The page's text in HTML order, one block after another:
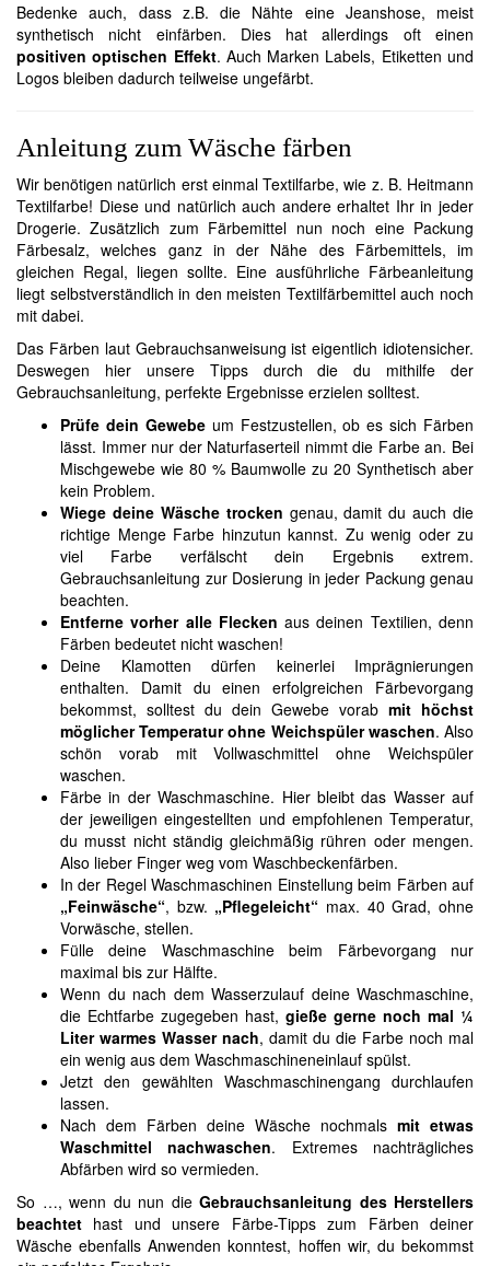
Bedenke auch, dass z.B. die Nähte eine Jeanshose, meist
synthetisch nicht einfärben. Dies hat allerdings oft einen
positiven optischen Effekt. Auch Marken Labels, Etiketten und
Logos bleiben dadurch teilweise ungefärbt.
Anleitung zum Wäsche färben
Wir benötigen natürlich erst einmal Textilfarbe, wie z. B. Heitmann
Textilfarbe! Diese und natürlich auch andere erhaltet Ihr in jeder
Drogerie. Zusätzlich zum Färbemittel nun noch eine Packung
Färbesalz, welches ganz in der Nähe des Färbemittels, im
gleichen Regal, liegen sollte. Eine ausführliche Färbeanleitung
liegt selbstverständlich in den meisten Textilfärbemittel auch noch
mit dabei.
Das Färben laut Gebrauchsanweisung ist eigentlich idiotensicher.
Deswegen hier unsere Tipps durch die du mithilfe der
Gebrauchsanleitung, perfekte Ergebnisse erzielen solltest.
Prüfe dein Gewebeum Festzustellen, ob es sich Färben
lässt. Immer nur der Naturfaserteil nimmt die Farbe an. Bei
Mischgewebe wie 80 % Baumwolle zu 20 Synthetisch aber
kein Problem.
Wiege deine Wäsche trocken genau, damit du auch die
richtige Menge Farbe hinzutun kannst. Zu wenig oder zu
viel Farbe verfälscht dein Ergebnis extrem.
Gebrauchsanleitung zur Dosierung in jeder Packung genau
beachten.
Entferne vorher alle Flecken aus deinen Textilien, denn
Färben bedeutet nicht waschen!
Deine Klamotten dürfen keinerlei Imprägnierungen
enthalten. Damit du einen erfolgreichen Färbevorgang
bekommst, solltest du dein Gewebe vorab mit höchst
möglicher Temperatur ohne Weichspüler waschen. Also
schön vorab mit Vollwaschmittel ohne Weichspüler
waschen.
Färbe in der Waschmaschine. Hier bleibt das Wasser auf
der jeweiligen eingestellten und empfohlenen Temperatur,
du musst nicht ständig gleichmäßig rühren oder mengen.
Also lieber Finger weg vom Waschbeckenfärben.
In der Regel Waschmaschinen Einstellung beim Färben auf
„Feinwäsche“, bzw. „Pflegeleicht“ max. 40 Grad, ohne
Vorwäsche, stellen.
Fülle deine Waschmaschine beim Färbevorgang nur
maximal bis zur Hälfte.
Wenn du nach dem Wasserzulauf deine Waschmaschine,
die Echtfarbe zugegeben hast, gieße gerne noch mal ¼
Liter warmes Wasser nach, damit du die Farbe noch mal
ein wenig aus dem Waschmaschineneinlauf spülst.
Jetzt den gewählten Waschmaschinengang durchlaufen
lassen.
Nach dem Färben deine Wäsche nochmals mit etwas
Waschmittel nachwaschen. Extremes nachträgliches
Abfärben wird so vermieden.
So …, wenn du nun die Gebrauchsanleitung des Herstellers
beachtet hast und unsere Färbe-Tipps zum Färben deiner
Wäsche ebenfalls Anwenden konntest, hoffen wir, du bekommst